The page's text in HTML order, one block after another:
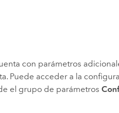
con parámetros
Puede acceder a la
el grupo de parámetros